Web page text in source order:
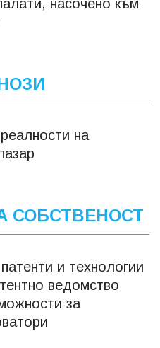
насочено към
на
СОБСТВЕНОСТ
и технологии
ведомство
за